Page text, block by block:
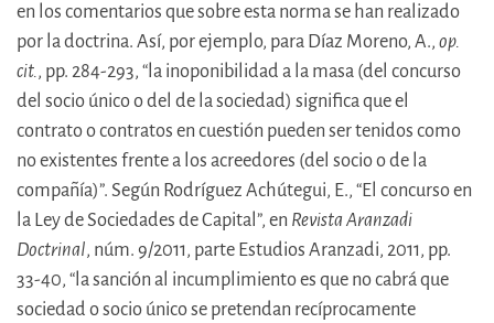
en los comentarios que sobre esta norma se han realizado
por la doctrina. Así, por ejemplo, para Díaz Moreno, A., op.
cit., pp. 284-293, “la inoponibilidad a la masa (del concurso
del socio único o del de la sociedad) significa que el
contrato o contratos en cuestión pueden ser tenidos como
no existentes frente a los acreedores (del socio o de la
compañía)”. Según Rodríguez Achútegui, E., “El concurso en
la Ley de Sociedades de Capital”, en Revista Aranzadi
Doctrinal, núm. 9/2011, parte Estudios Aranzadi, 2011, pp.
33-40, “la sanción al incumplimiento es que no cabrá que
sociedad o socio único se pretendan recíprocamente